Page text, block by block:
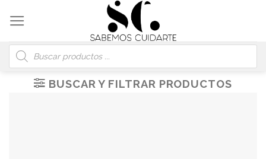
content
Búsqueda
de
productos
BUSCAR Y FILTRAR PRODUCTOS